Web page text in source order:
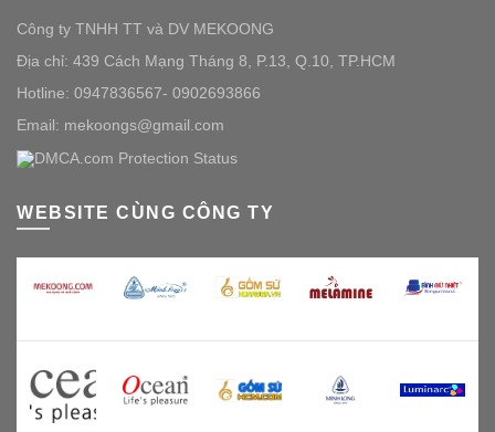
Công ty TNHH TT và DV MEKOONG
Địa chỉ: 439 Cách Mạng Tháng 8, P.13, Q.10, TP.HCM
Hotline: 0947836567- 0902693866
Email: mekoongs@gmail.com
WEBSITE CÙNG CÔNG TY